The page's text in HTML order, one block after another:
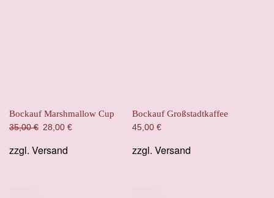
Bockauf Marshmallow Cup
35,00€ Ursprünglicher
war:
28,00 €
zzgl. Versand
Bockauf Großstadtkaffee
45,00 €
zzgl. Versand